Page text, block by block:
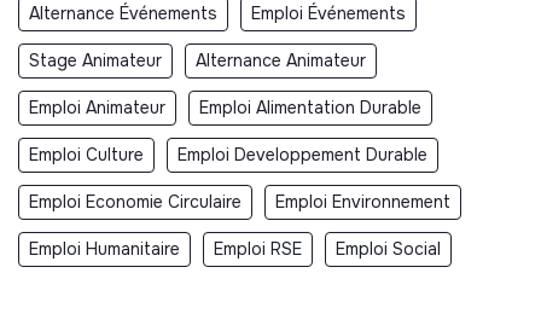
Alternance Événements Emploi Événements
Stage Animateur Alternance Animateur
Emploi Animateur Emploi Alimentation Durable
Emploi Culture Emploi Developpement Durable
Emploi Economie Circulaire Emploi Environnement
Emploi Humanitaire Emploi RSE Emploi Social